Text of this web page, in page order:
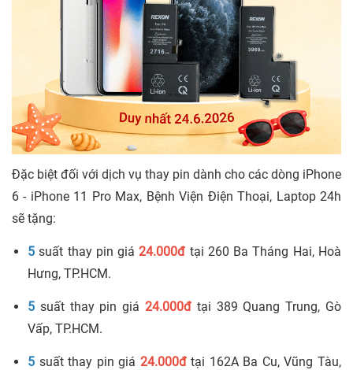
Đặc biệt đối với dịch vụ thay pin dành cho các dòng iPhone
6 - iPhone 11 Pro Max, Bệnh Viện Điện Thoại, Laptop 24h
sẽ tặng:
5 suất thay pin giá24.000đ tại 260 Ba Tháng Hai, Hoà
Hưng, TP.HCM.
5 suất thay pin giá 24.000đ tại 389 Quang Trung, Gò
Vấp, TP.HCM.
5 suất thay pin giá 24.000đtại 162A Ba Cu, Vũng Tàu,